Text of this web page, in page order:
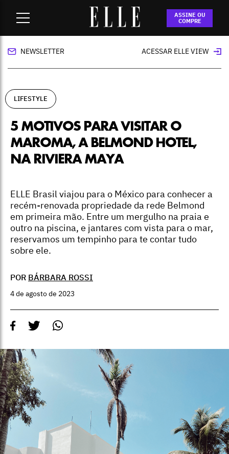
ASSINE OU
COMPRE
5 motivos para visitar o Maroma, A
Belmond Hotel, na Riviera Maya
NEWSLETTER ACESSAR ELLE VIEW
LIFESTYLE
5 MOTIVOS PARA VISITAR O
MAROMA, A BELMOND HOTEL,
NA RIVIERA MAYA
ELLE Brasil viajou para o México para conhecer a
recém-renovada propriedade da rede Belmond
em primeira mão. Entre um mergulho na praia e
outro na piscina, e jantares com vista para o mar,
reservamos um tempinho para te contar tudo
sobre ele.
POR BÁRBARA ROSSI
4 de agosto de 2023